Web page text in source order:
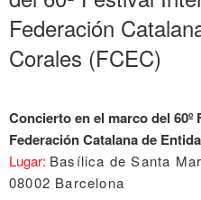
Federación
Corales (FCEC)
Concierto en el marco del
Federación Catalana de
Lugar: Basílica de Santa
08002 Barcelona